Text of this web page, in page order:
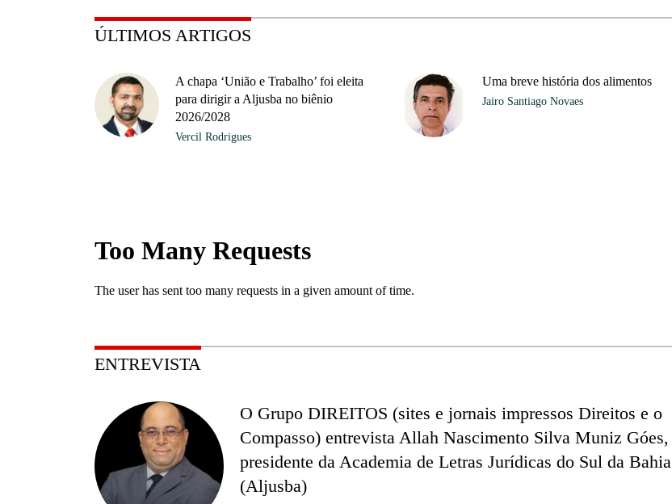
ÚLTIMOS ARTIGOS
A chapa ‘União e Trabalho’ foi eleita
para dirigir a Aljusba no biênio
2026/2028
Vercil Rodrigues
Uma breve história dos alimentos
Jairo Santiago Novaes
ENTREVISTA
O Grupo DIREITOS (sites e jornais impressos Direitos e o
Compasso) entrevista Allah Nascimento Silva Muniz Góes,
presidente da Academia de Letras Jurídicas do Sul da Bahia
(Aljusba)